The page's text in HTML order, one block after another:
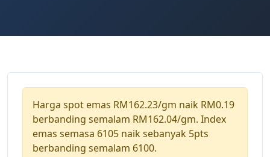
Harga spot emas RM162.23/gm naik RM0.19
berbanding semalam RM162.04/gm. Index
emas semasa 6105 naik sebanyak 5pts
berbanding semalam 6100.